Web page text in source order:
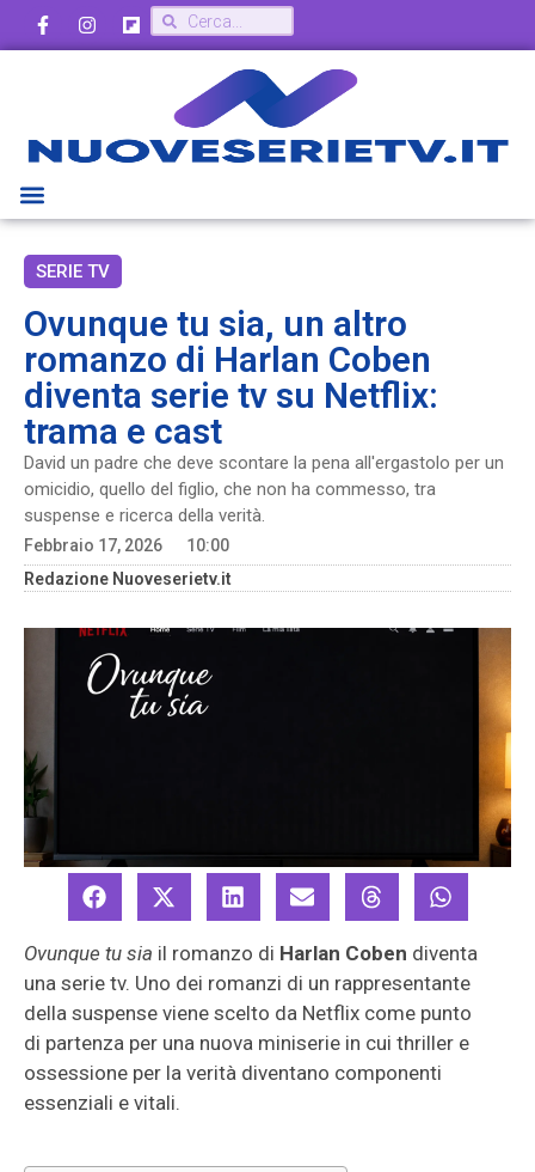
SERIE TV
Ovunque tu sia, un altro
romanzo di Harlan Coben
diventa serie tv su Netflix:
trama e cast
David un padre che deve scontare la pena all'ergastolo per un
omicidio, quello del figlio, che non ha commesso, tra
suspense e ricerca della verità.
Febbraio 17, 2026
10:00
Redazione Nuoveserietv.it
Ovunque tu sia il romanzo di Harlan Coben diventa
una serie tv. Uno dei romanzi di un rappresentante
della suspense viene scelto da Netflix come punto
di partenza per una nuova miniserie in cui thriller e
ossessione per la verità diventano componenti
essenziali e vitali.